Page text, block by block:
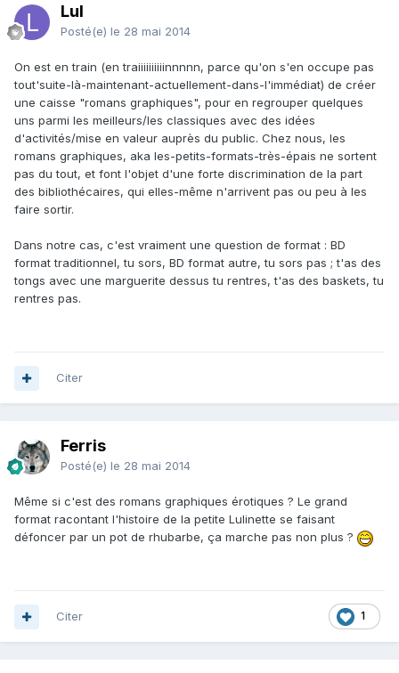
Lul
Posté(e) le 28 mai 2014
On est en train (en traiiiiiiiiiinnnnn, parce qu'on s'en occupe pas
tout'suite-là-maintenant-actuellement-dans-l'immédiat) de créer
une caisse "romans graphiques", pour en regrouper quelques
uns parmi les meilleurs/les classiques avec des idées
d'activités/mise en valeur auprès du public. Chez nous, les
romans graphiques, aka les-petits-formats-très-épais ne sortent
pas du tout, et font l'objet d'une forte discrimination de la part
des bibliothécaires, qui elles-même n'arrivent pas ou peu à les
faire sortir.
Dans notre cas, c'est vraiment une question de format : BD
format traditionnel, tu sors, BD format autre, tu sors pas ; t'as des
tongs avec une marguerite dessus tu rentres, t'as des baskets, tu
rentres pas.
Citer
Ferris
Posté(e) le 28 mai 2014
Même si c'est des romans graphiques érotiques ? Le grand
format racontant l'histoire de la petite Lulinette se faisant
défoncer par un pot de rhubarbe, ça marche pas non plus ?
1
Citer